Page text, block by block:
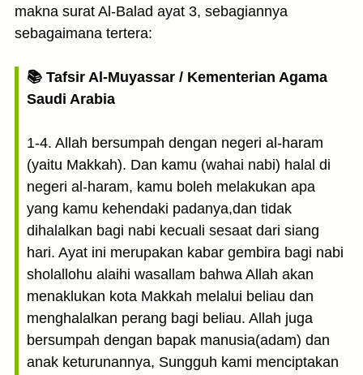
makna surat Al-Balad ayat 3, sebagiannya
sebagaimana tertera:
📚 Tafsir Al-Muyassar / Kementerian Agama
Saudi Arabia
1-4. Allah bersumpah dengan negeri al-haram
(yaitu Makkah). Dan kamu (wahai nabi) halal di
negeri al-haram, kamu boleh melakukan apa
yang kamu kehendaki padanya,dan tidak
dihalalkan bagi nabi kecuali sesaat dari siang
hari. Ayat ini merupakan kabar gembira bagi nabi
sholallohu alaihi wasallam bahwa Allah akan
menaklukan kota Makkah melalui beliau dan
menghalalkan perang bagi beliau. Allah juga
bersumpah dengan bapak manusia(adam) dan
anak keturunannya, Sungguh kami menciptakan